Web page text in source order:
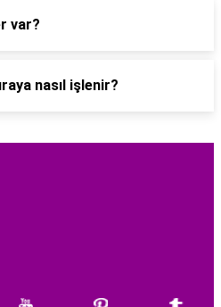
var?
nasıl işlenir?